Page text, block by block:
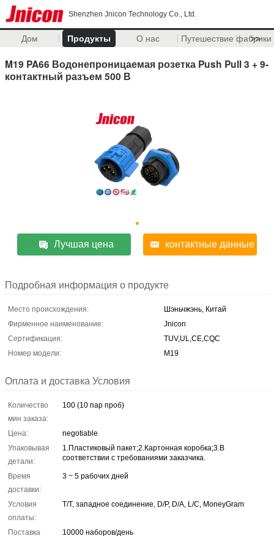
Shenzhen Jnicon Technology Co., Ltd.
Дом Продукты О нас Путешествие фабрики
>>
M19 PA66 Водонепроницаемая розетка Push Pull 3 + 9-
контактный разъем 500 В
Лучшая цена контактные данные
Подробная информация о продукте
Место происхождения:
Шэньчжэнь, Китай
Фирменное наименование:
Jnicon
Сертификация:
TUV,UL,CE,CQC
Номер модели:
М19
Оплата и доставка Условия
Количество
мин заказа:
100 (10 пар проб)
Цена:
negotiable
Упаковывая
детали:
1.Пластиковый пакет;2.Картонная коробка;3.В
соответствии с требованиями заказчика.
Время
доставки:
3 ~ 5 рабочих дней
Условия
оплаты:
T/T, западное соединение, D/P, D/A, L/C, MoneyGram
Поставка
10000 наборов/день